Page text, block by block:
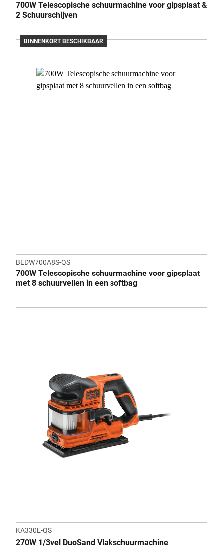
700W Telescopische schuurmachine voor gipsplaat &
2 Schuurschijven
BINNENKORT BESCHIKBAAR
BEDW700A8S-QS
700W Telescopische schuurmachine voor gipsplaat
met 8 schuurvellen in een softbag
KA330E-QS
270W 1/3vel DuoSand Vlakschuurmachine